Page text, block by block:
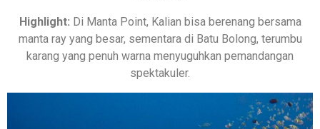
Highlight: Di Manta Point, Kalian bisa berenang bersama
manta ray yang besar, sementara di Batu Bolong, terumbu
karang yang penuh warna menyuguhkan pemandangan
spektakuler.